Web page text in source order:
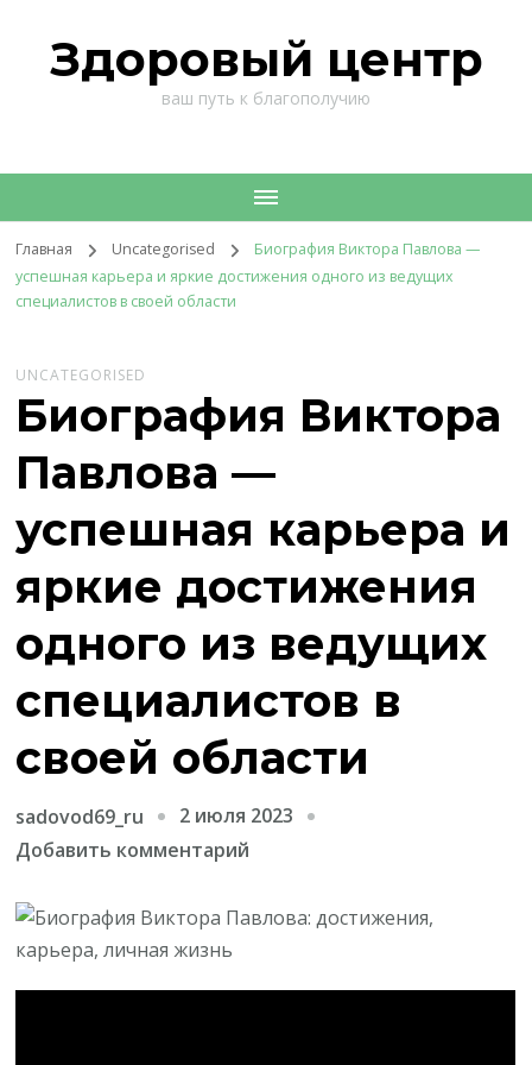
Здоровый центр
ваш путь к благополучию
Главная Uncategorised
Биография Виктора Павлова —
успешная карьера и яркие достижения одного из ведущих
специалистов в своей области
UNCATEGORISED
Биография Виктора
Павлова —
успешная карьера и
яркие достижения
одного из ведущих
специалистов в
своей области
sadovod69_ru
2 июля 2023
Добавить комментарий
Биография